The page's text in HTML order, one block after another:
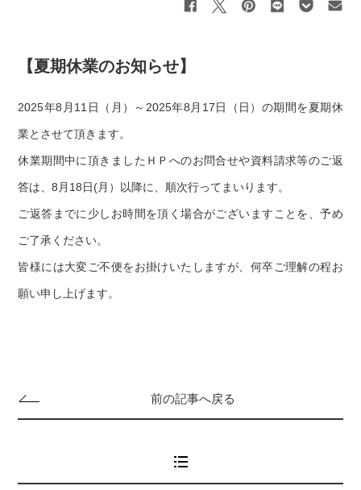
【夏期休業のお知らせ】
2025年8月11日（月）～2025年8月17日（日）の期間を夏期休
業とさせて頂きます。
休業期間中に頂きましたＨＰへのお問合せや資料請求等のご返
答は、8月18日(月）以降に、順次行ってまいります。
ご返答までに少しお時間を頂く場合がございますことを、予め
ご了承ください。
皆様には大変ご不便をお掛けいたしますが、何卒ご理解の程お
願い申し上げます。
前の記事へ戻る